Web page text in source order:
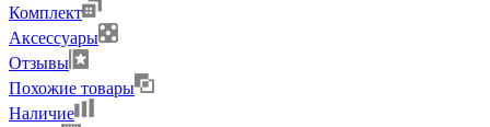
Комплект
Аксессуары
Отзывы
Похожие товары
Наличие